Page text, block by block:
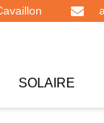
SOLAIRE